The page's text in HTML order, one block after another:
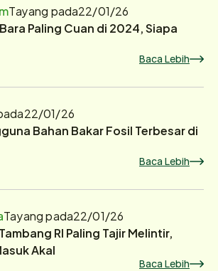
Tayang pada22/01/26
Paling Cuan di 2024, Siapa
Baca Lebih
22/01/26
Bahan Bakar Fosil Terbesar di
Baca Lebih
Tayang pada22/01/26
RI Paling Tajir Melintir,
Akal
Baca Lebih